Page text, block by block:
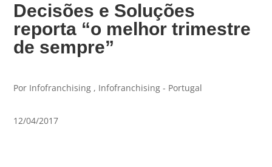
Decisões e Soluções
reporta “o melhor trimestre
de sempre”
Por Infofranchising , Infofranchising - Portugal
12/04/2017